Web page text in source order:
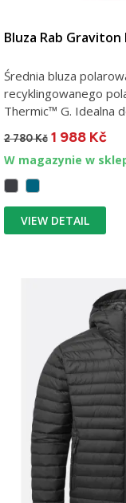
Bluza Rab Graviton
Średnia bluza
recyklingowanego
Thermic™ G. Idealna
2 780 Kč 1 988 Kč
W magazynie w
VIEW DETAIL